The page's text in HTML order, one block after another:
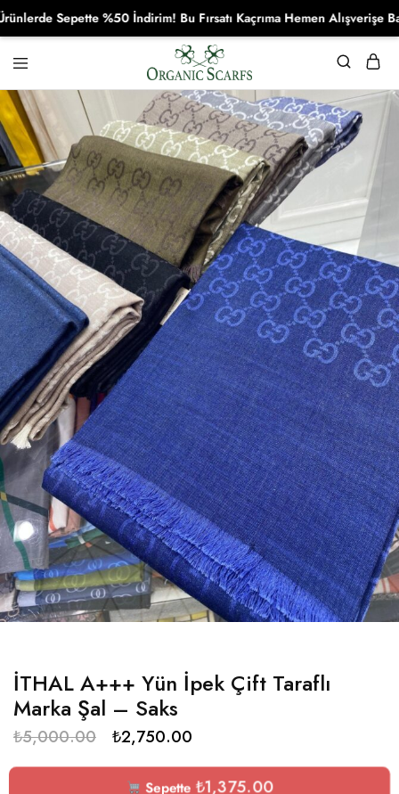
Organikscarf
İTHAL A+++ Yün İpek Çift Taraflı
Marka Şal – Saks
₺5,000.00 ₺2,750.00
Sepette ₺1,375.00
Sepette %50 İndirim! Bu Fırsatı Kaçrıma Hemen Alışverişe Başla!